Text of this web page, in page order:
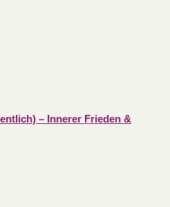
– Innerer Frieden &